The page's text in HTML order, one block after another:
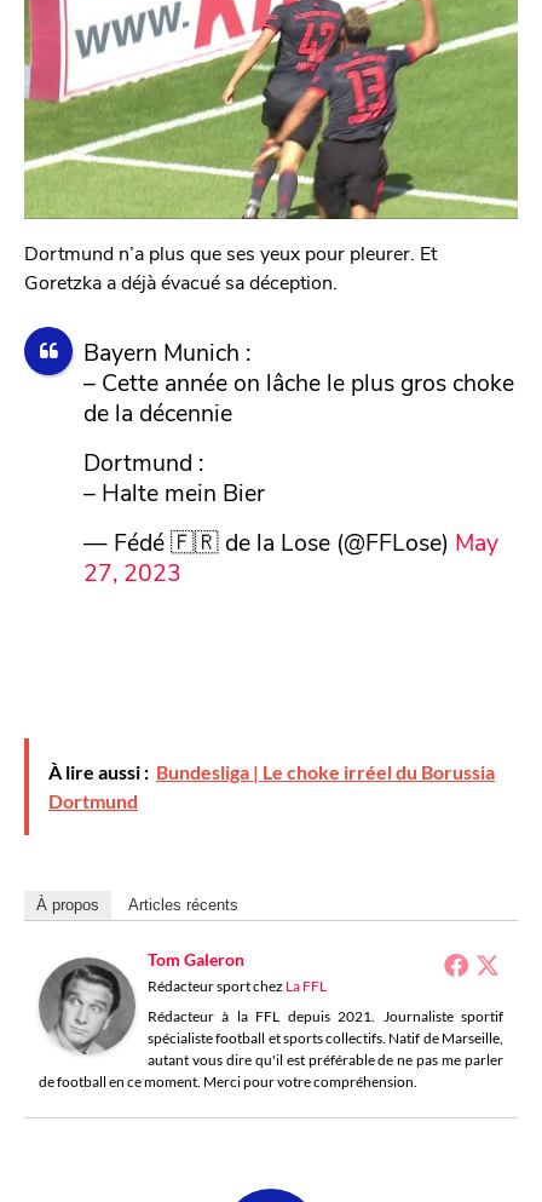
Dortmund n’a plus que ses yeux pour pleurer. Et
Goretzka a déjà évacué sa déception.
Bayern Munich :
– Cette année on lâche le plus gros choke
de la décennie
Dortmund :
– Halte mein Bier
— Fédé 🇫🇷 de la Lose (@FFLose) May
27, 2023
À lire aussi : Bundesliga | Le choke irréel du Borussia
Dortmund
À propos Articles récents
Tom Galeron
Rédacteur sportchez La FFL
Rédacteur à la FFL depuis 2021. Journaliste sportif
spécialiste football et sports collectifs. Natif de Marseille,
autant vous dire qu'il est préférable de ne pas me parler
de football en ce moment. Merci pour votre compréhension.